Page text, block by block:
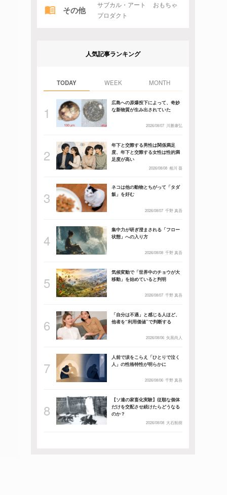
その他 サブカル・アート
おもちゃ
プロダクト
人気記事ランキング
TODAY WEEK MONTH
広島への原爆投下によって、奇妙
な新物質が生み出されていた
2026/08/07 川勝康弘
年下と交際する男性は関係満足
度、年下と交際する女性は性的満
足度が高い
2026/08/08 相川 葵
ネコは他の動物とちがって「タダ
飯」を好む
2026/08/07 千野 真吾
集中力が研ぎ澄まされる「フロー
状態」への入り方
2026/08/08 千野 真吾
気候変動で「世界中のチョウが大
移動」を始めていると判明
2026/08/07 千野 真吾
「自分は不遇」と感じる人ほど、
他者を“利用価値”で判断する
2026/08/06 矢黒尚人
人前で涙をこらえ「ひとりで泣く
人」の性格特性が明らかに
2026/08/06 千野 真吾
【ソ連の家畜化実験】従順な個体
だけを交配させ続けたらどうなる
のか？
2026/08/08 大石航樹